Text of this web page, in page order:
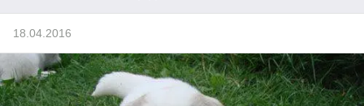
18.04.2016